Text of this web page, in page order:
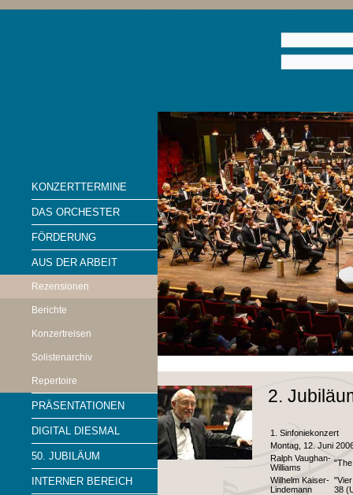
KONZERTTERMINE
DAS ORCHESTER
FÖRDERUNG
AUS DER ARBEIT
Rezensionen
Berichte
Konzertreisen
Solistenarchiv
Repertoire
PRÄSENTATIONEN
DIGITAL DIESMAL
50. JUBILÄUM
INTERNER BEREICH
2.
1. Sinfoniekonzert
Montag, 12. Juni
Ralph Vaughan-
Williams
Wilhelm Kaiser-
Lindemann
38